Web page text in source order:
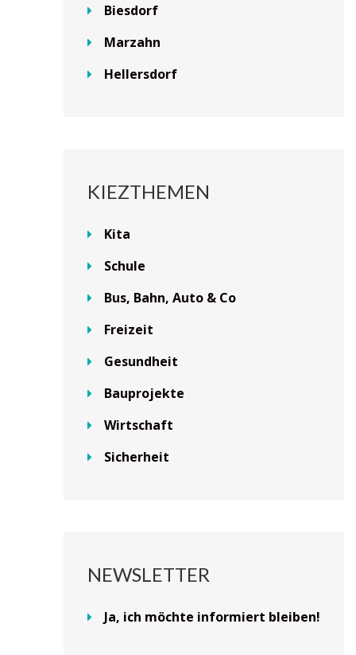
Biesdorf
Marzahn
Hellersdorf
KIEZTHEMEN
Kita
Schule
Bus, Bahn, Auto & Co
Freizeit
Gesundheit
Bauprojekte
Wirtschaft
Sicherheit
NEWSLETTER
Ja, ich möchte informiert bleiben!